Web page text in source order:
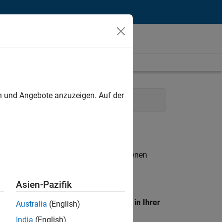
Marketing Services
. Wenn Sie noch immer keine offenen
unseres
Standort, um alle Stellenangebote in Ihrer
Angebote anzuzeigen. Auf der
Asien-Pazifik
Australia (English)
India (English)